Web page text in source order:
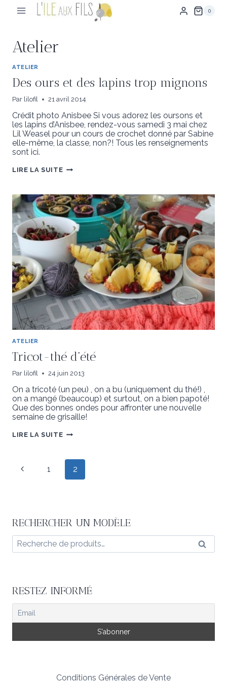
0
Atelier
ATELIER
Des ours et des lapins trop mignons
Par lilofil 21 avril 2014
Crédit photo Anisbee Si vous adorez les oursons et
les lapins d’Anisbee, rendez-vous samedi 3 mai chez
Lil Weasel pour un cours de crochet donné par Sabine
elle-même, la classe, non?! Tous les renseignements
sont ici.
LIRE LA SUITEDES
LAPINS
TROP
MIGNONS
ATELIER
Tricot-thé d’été
Par lilofil 24 juin 2013
On a tricoté (un peu) , on a bu (uniquement du thé!) ,
on a mangé (beaucoup) et surtout, on a bien papoté!
Que des bonnes ondes pour affronter une nouvelle
semaine de grisaille!
LIRE LA SUITETRICOT-
Navigation
Page
1 2
RECHERCHER UN MODÈLE
Recherche
pour :
RESTEZ INFORMÉ
Conditions Générales de Vente